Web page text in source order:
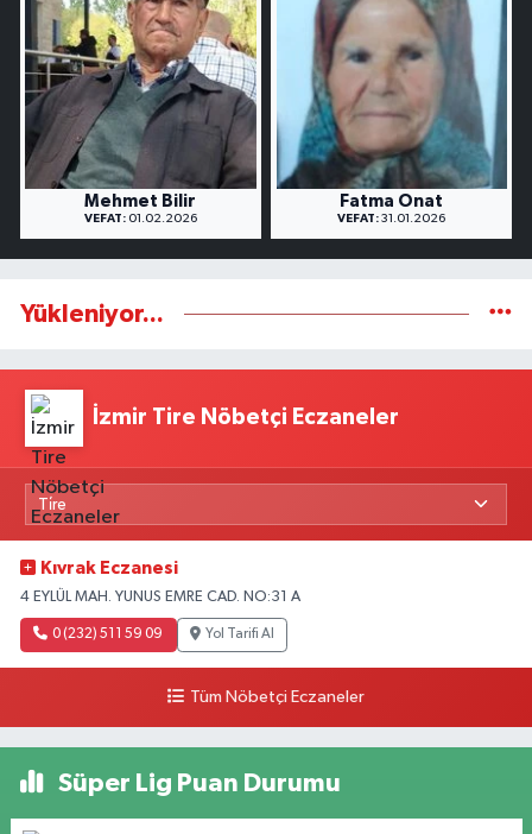
Mehmet Bilir
VEFAT:01.02.2026
Fatma Onat
VEFAT: 31.01.2026
Yükleniyor...
İzmir Tire Nöbetçi Eczaneler
Kıvrak Eczanesi
4 EYLÜL MAH. YUNUS EMRE CAD. NO:31 A
0 (232) 511 59 09 Yol Tarifi Al
Tüm Nöbetçi Eczaneler
Süper Lig Puan Durumu